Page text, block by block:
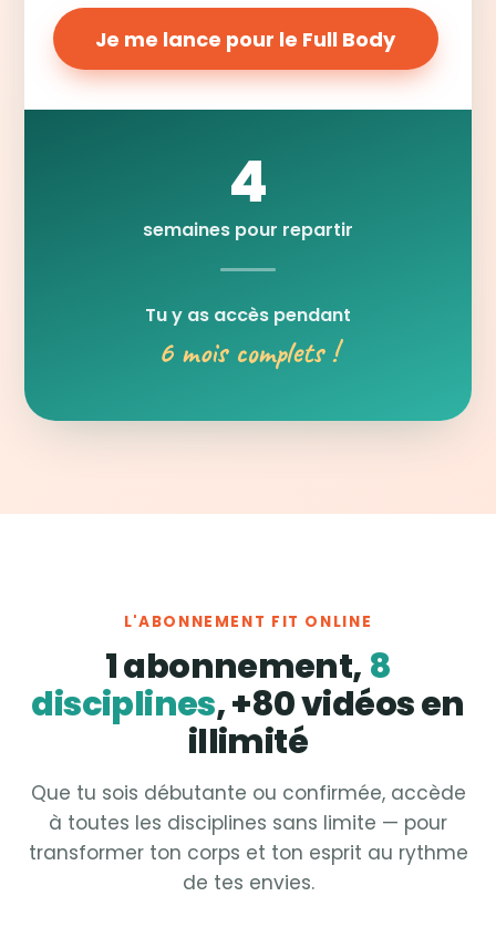
Je me lance pour le Full Body
4
semaines pour repartir
Tu y as accès pendant
6 mois complets !
L'ABONNEMENT FIT ONLINE
1 abonnement, 8
disciplines, +80 vidéos en
illimité
Que tu sois débutante ou confirmée, accède
à toutes les disciplines sans limite — pour
transformer ton corps et ton esprit au rythme
de tes envies.